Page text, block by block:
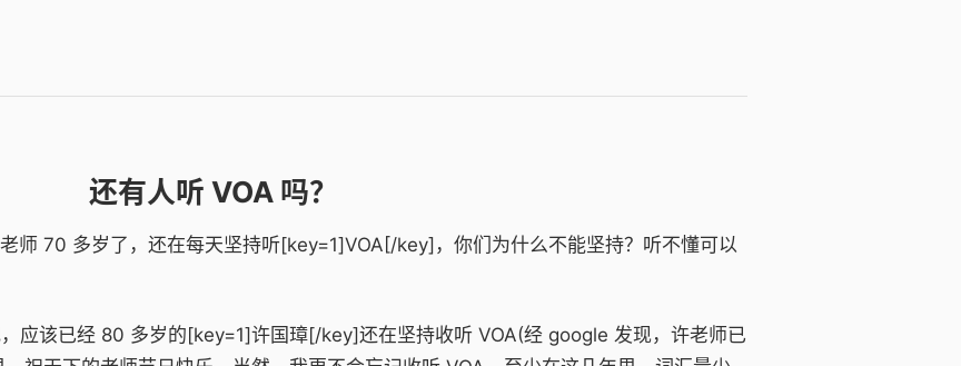
还有人听 VOA 吗？
70 多岁了，还在每天坚持听[key=1]VOA[/key]，你们为什么不能坚持？听不懂可以
该已经 80 多岁的[key=1]许国璋[/key]还在坚持收听 VOA(经 google 发现，许老师已